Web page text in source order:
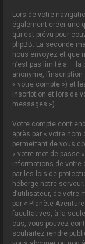
Lors de votre
également créer une
qui est prévu pour
phpBB. La seconde
nous envoyez et que
n’est pas limité à —
anonyme,
« votre compte ») et
inscription et lors de
messages »).
Votre compte
après par « votre
permettant de vous
« votre mot de passe
informations de votre
par les lois de
héberge notre
d’utilisateur, de votre
par « Planète
facultatives, à la
cas, vous pouvez
souhaitez rendre